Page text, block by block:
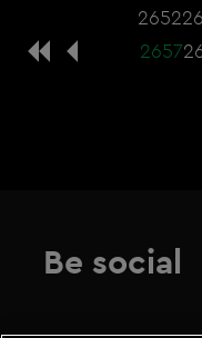
2652
2657
Be social